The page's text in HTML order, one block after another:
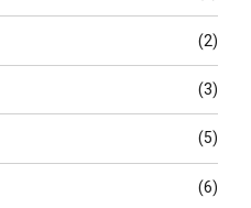
(2)
(3)
(5)
(6)